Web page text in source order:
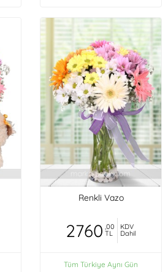
Renkli Vazo
2760 ,00
TL
KDV
Dahil
Tüm Türkiye Aynı Gün